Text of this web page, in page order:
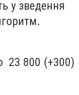
у зведення
23 800 (+300)